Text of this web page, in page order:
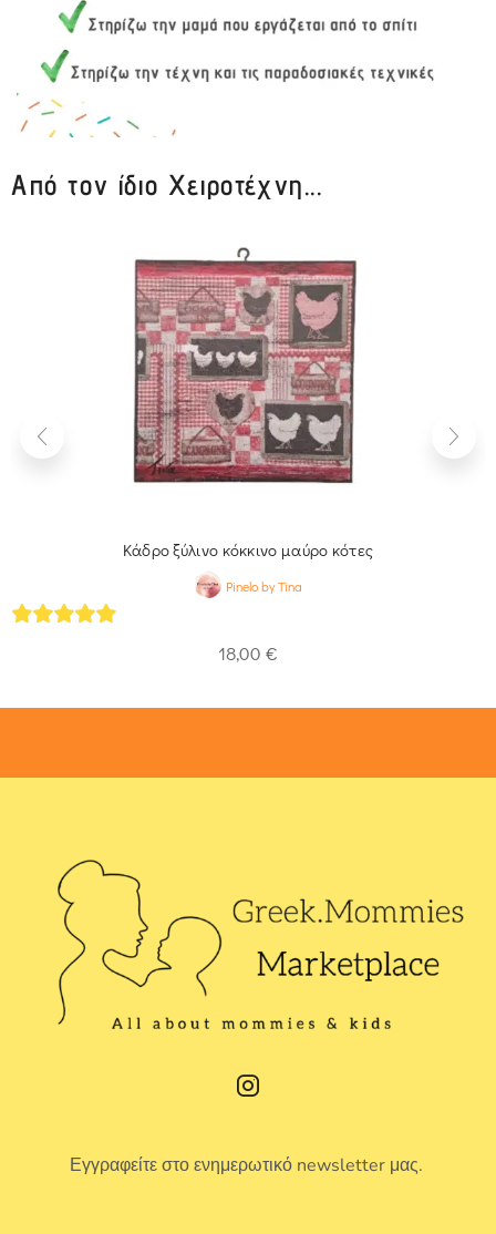
Από τον ίδιο Χειροτέχνη...
Κάδρο ξύλινο κόκκινο μαύρο κότες
Pinelo by Tina
18,00 €
Εγγραφείτε στο ενημερωτικό newsletter μας.